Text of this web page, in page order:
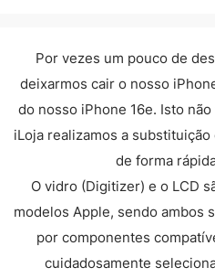
Por vezes um pouco de
deixarmos cair o nosso
do nosso iPhone 16e. Isto
iLoja realizamos a
de forma
O vidro (Digitizer) e o LCD
modelos Apple, sendo ambos
por componentes
cuidadosamente